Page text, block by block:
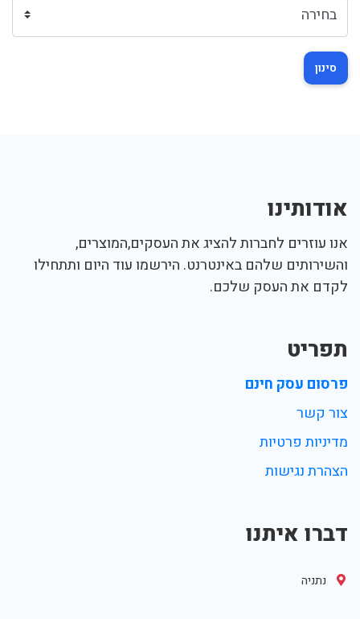
סינון
אודותינו
אנו עוזרים לחברות להציג את העסקים,המוצרים,
והשירותים שלהם באינטרנט. הירשמו עוד היום ותתחילו
לקדם את העסק שלכם.
תפריט
פרסום עסק חינם
צור קשר
מדיניות פרטיות
הצהרת נגישות
דברו איתנו
נתניה